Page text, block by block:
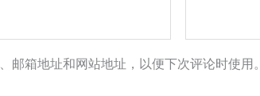
邮箱地址和网站地址，以便下次评论时使用。